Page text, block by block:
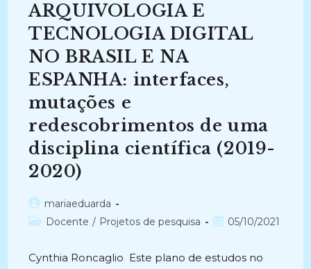
(2018-
Atual)
ARQUIVOLOGIA E
TECNOLOGIA DIGITAL
NO BRASIL E NA
ESPANHA: interfaces,
mutações e
redescobrimentos de uma
disciplina científica (2019-
2020)
Autor
do
mariaeduarda
Categoria
Docente / Projetos de pesquisa
Post05/10/2021
Cynthia Roncaglio Este plano de estudos no